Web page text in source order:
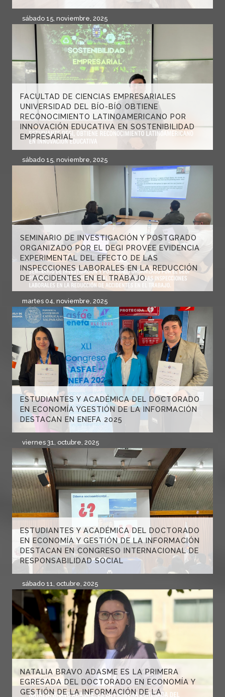
sábado 15, noviembre, 2025
FACULTAD DE CIENCIAS EMPRESARIALES
UNIVERSIDAD DEL BÍO-BÍO OBTIENE
RECONOCIMIENTO LATINOAMERICANO POR
INNOVACIÓN EDUCATIVA EN SOSTENIBILIDAD
EMPRESARIAL
sábado 15, noviembre, 2025
SEMINARIO DE INVESTIGACIÓN Y POSTGRADO
ORGANIZADO POR EL DEGI PROVEE EVIDENCIA
EXPERIMENTAL DEL EFECTO DE LAS
INSPECCIONES LABORALES EN LA REDUCCIÓN
DE ACCIDENTES EN EL TRABAJO.
martes 04, noviembre, 2025
ESTUDIANTES Y ACADÉMICA DEL DOCTORADO
EN ECONOMÍA YGESTIÓN DE LA INFORMACIÓN
DESTACAN EN ENEFA 2025
viernes 31, octubre, 2025
ESTUDIANTES Y ACADÉMICA DEL DOCTORADO
EN ECONOMÍA Y GESTIÓN DE LA INFORMACIÓN
DESTACAN EN CONGRESO INTERNACIONAL DE
RESPONSABILIDAD SOCIAL
sábado 11, octubre, 2025
NATALIA BRAVO ADASME ES LA PRIMERA
EGRESADA DEL DOCTORADO EN ECONOMÍA Y
GESTIÓN DE LA INFORMACIÓN DE LA